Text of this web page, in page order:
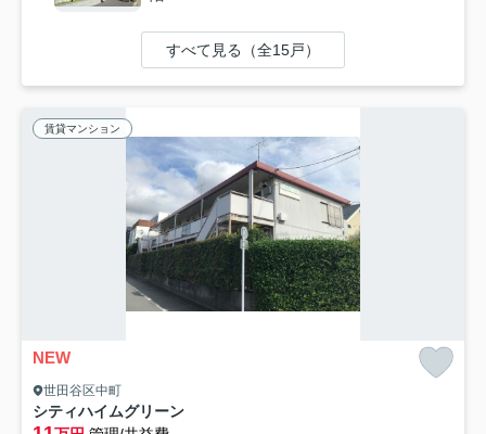
すべて見る（全15戸）
賃貸マンション
NEW
世田谷区中町
シティハイムグリーン